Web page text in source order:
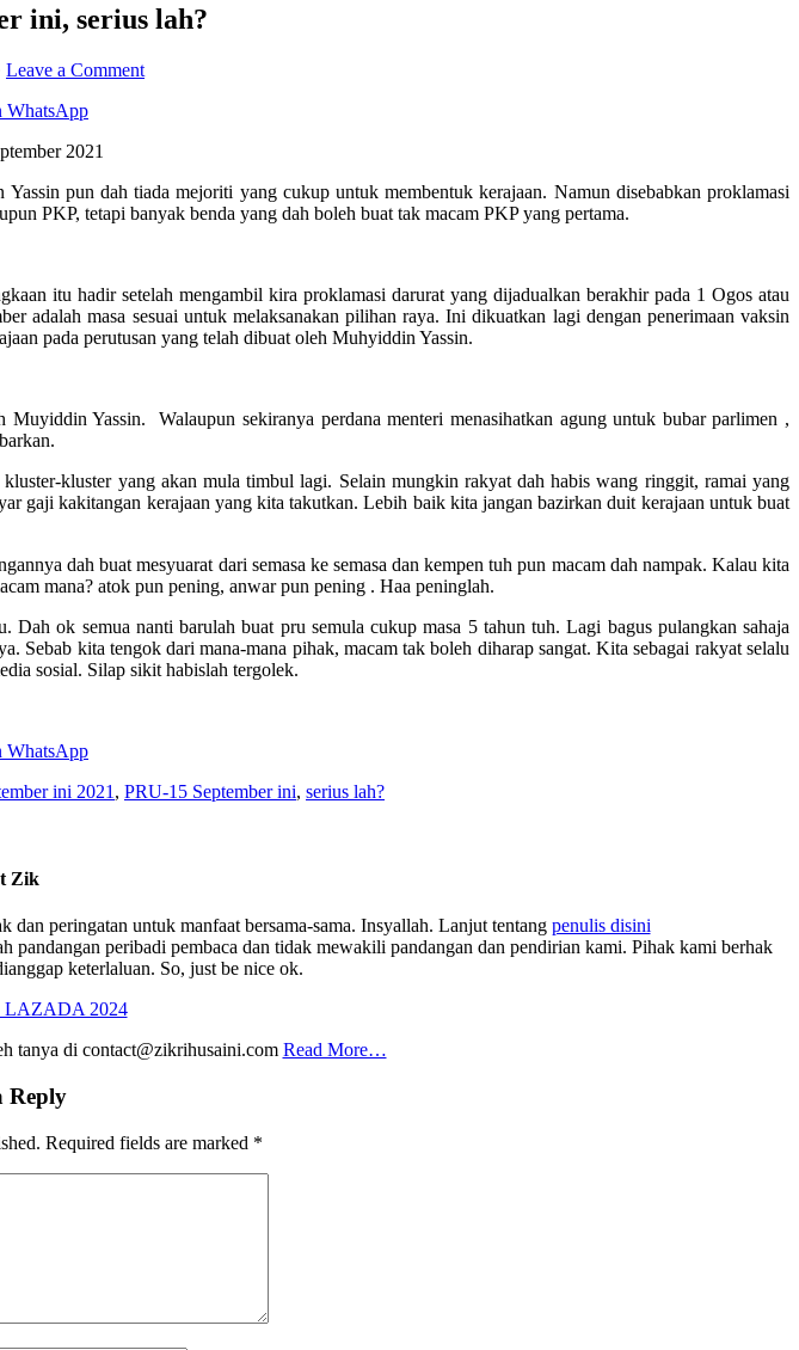
ini, serius lah?
Leave a Comment
WhatsApp
pun dah tiada mejoriti yang cukup untuk membentuk kerajaan. Namun disebabkan proklamasi
PKP, tetapi banyak benda yang dah boleh buat tak macam PKP yang pertama.
itu hadir setelah mengambil kira proklamasi da­rurat yang dijadualkan berakhir pada 1 Ogos atau
adalah masa sesuai untuk melaksanakan pilihan raya. Ini dikuatkan lagi dengan penerimaan vaksin
pada perutusan yang telah dibuat oleh Muhyiddin Yassin.
Yassin. Walaupun sekiranya perdana menteri menasihatkan agung untuk bubar parlimen ,
kluster yang akan mula timbul lagi. Selain mungkin rakyat dah habis wang ringgit, ramai yang
gaji kakitangan kerajaan yang kita takutkan. Lebih baik kita jangan bazirkan duit kerajaan untuk buat
dah buat mesyuarat dari semasa ke semasa dan kempen tuh pun macam dah nampak. Kalau kita
mana? atok pun pening, anwar pun pening . Haa peninglah.
ok semua nanti barulah buat pru semula cukup masa 5 tahun tuh. Lagi bagus pulangkan sahaja
kita tengok dari mana-mana pihak, macam tak boleh diharap sangat. Kita sebagai rakyat selalu
sosial. Silap sikit habislah tergolek.
WhatsApp
ini 2021 , PRU-15 September ini, serius lah?
Zik
peringatan untuk manfaat bersama-sama. Insyallah. Lanjut tentang penulis disini
peribadi pembaca dan tidak mewakili pandangan dan pendirian kami. Pihak kami berhak
keterlaluan. So, just be nice ok.
tanya di contact@zikrihusaini.com Read More…
Reply
Required fields are marked *